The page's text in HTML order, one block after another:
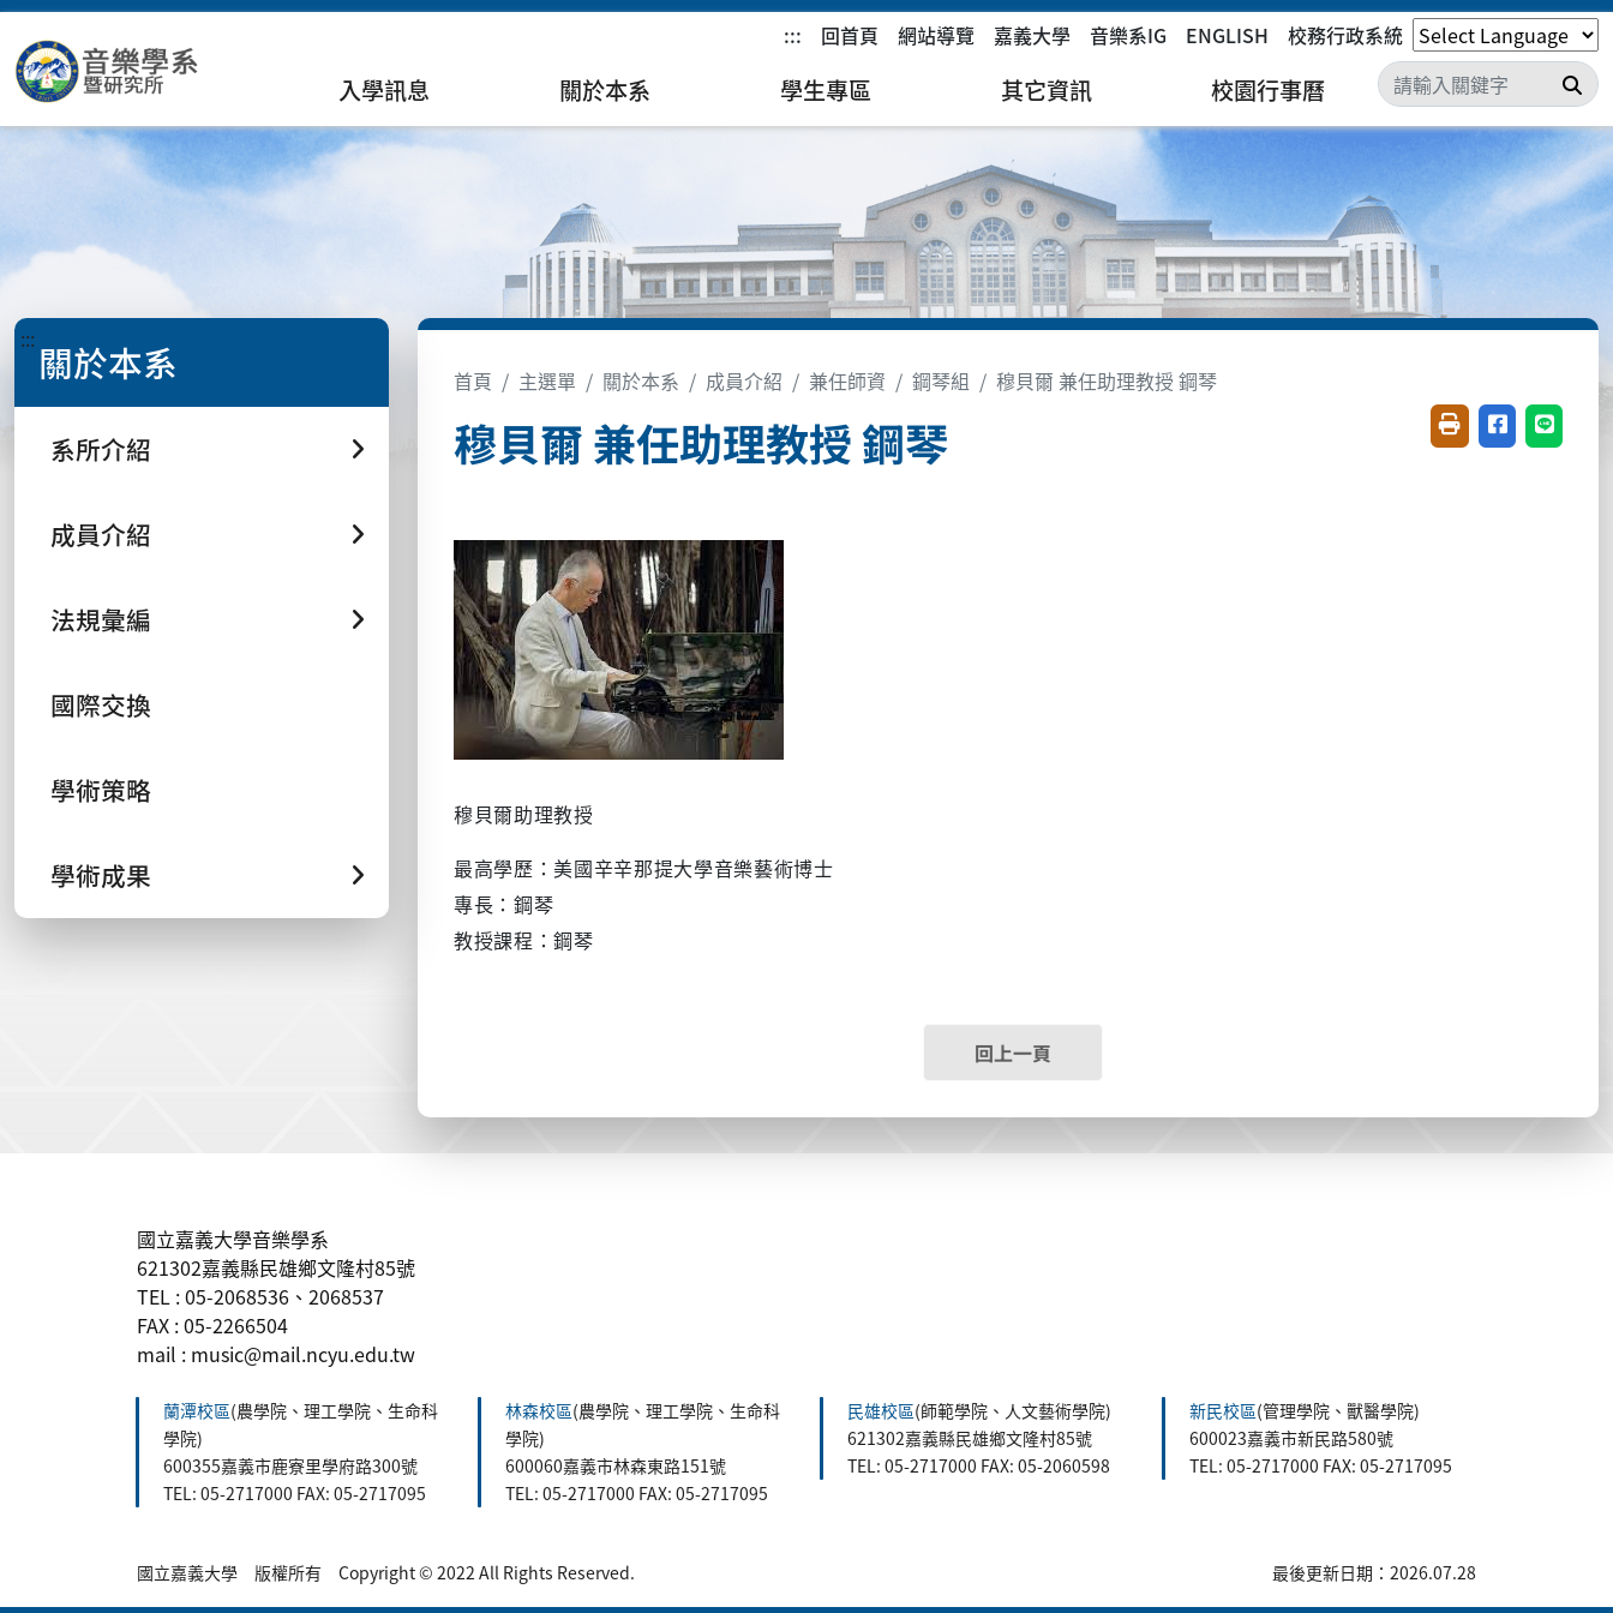
::: 回首頁 網站導覽 嘉義大學 音樂系IG ENGLISH 校務行政系統
入學訊息 關於本系 學生專區 其它資訊 校園行事曆 搜
::: 關於本系
系所介紹
成員介紹
法規彙編
國際交換
學術策略
學術成果
首頁 主選單 關於本系 成員介紹 兼任師資 鋼琴組 穆貝爾 兼任助理教授 鋼琴
穆貝爾 兼任助理教授 鋼琴 友善列印(開新視窗)
分享至臉書(
分享至
穆貝爾助理教授
最高學歷：美國辛辛那提大學音樂藝術博士
專長：鋼琴
教授課程：鋼琴
回上一頁
國立嘉義大學音樂學系
621302嘉義縣民雄鄉文隆村85號
TEL : 05-2068536、2068537
FAX : 05-2266504
mail : music@mail.ncyu.edu.tw
蘭潭校區(農學院、理工學院、生命科
學院)
600355嘉義市鹿寮里學府路300號
TEL: 05-2717000 FAX: 05-2717095
林森校區(農學院、理工學院、生命科
學院)
600060嘉義市林森東路151號
TEL: 05-2717000 FAX: 05-2717095
民雄校區(師範學院、人文藝術學院)
621302嘉義縣民雄鄉文隆村85號
TEL: 05-2717000 FAX: 05-2060598
新民校區(管理學院、獸醫學院)
600023嘉義市新民路580號
TEL: 05-2717000 FAX: 05-2717095
國立嘉義大學 版權所有 Copyright © 2022 All Rights Reserved. 最後更新日期：2026.07.28